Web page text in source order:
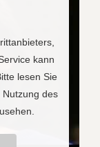
kann
lesen Sie
des